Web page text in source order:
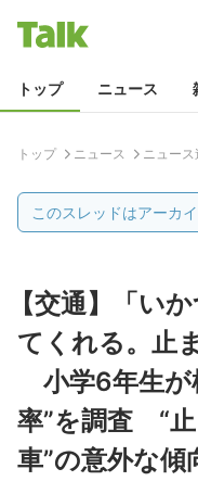
トップ ニュース
トップ ニュース ニュー
このスレッドはアーカ
【交通】「い
てくれる。止
小学6年生が
率”を調査 “止
車”の意外な傾